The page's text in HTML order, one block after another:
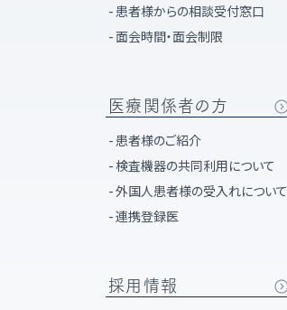
患者様からの相談受付窓口
面会時間・面会制限
医療関係者の方
患者様のご紹介
検査機器の共同利用について
外国人患者様の受入れについて
連携登録医
採用情報